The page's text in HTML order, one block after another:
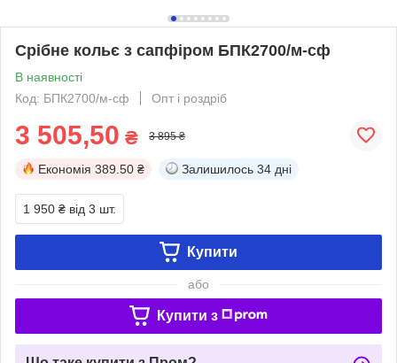
Срібне кольє з сапфіром БПК2700/м-сф
В наявності
Код: БПК2700/м-сф
Опт і роздріб
3 505,50 ₴ 3 895 ₴
Економія 389.50 ₴ Залишилось 34 дні
1 950 ₴ від 3 шт.
Купити
або
Купити з